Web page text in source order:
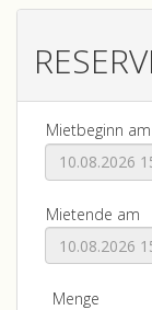
Mietbeginn am
Mietende am
Menge